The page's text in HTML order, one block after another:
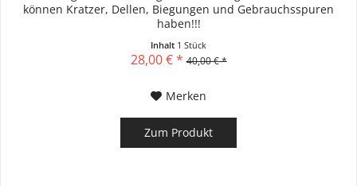
können Kratzer, Dellen, Biegungen und Gebrauchsspuren
haben!!!
Inhalt 1 Stück
28,00 € * 40,00 € *
Merken
Zum Produkt